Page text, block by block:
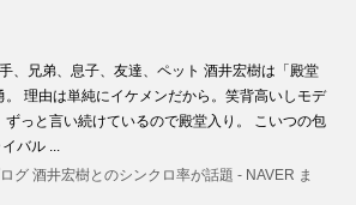
、兄弟、息子、友達、ペット 酒井宏樹は「殿堂
。 理由は単純にイケメンだから。笑背高いしモデ
ずっと言い続けているので殿堂入り。 こいつの包
バル ...
グ 酒井宏樹とのシンクロ率が話題 - NAVER ま